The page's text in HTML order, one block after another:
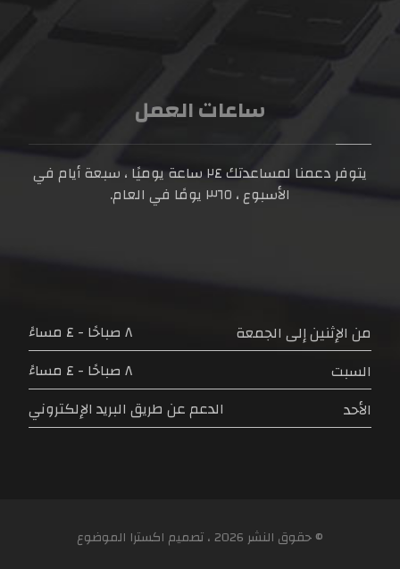
ساعات العمل
يتوفر دعمنا لمساعدتك٢٤ ساعة
يوميًا ، سبعة أيام في
الأسبوع ، ٣٦٥ يومًا في العام.
من الإثنين إلى الجمعة
٨ صباحًا - ٤ مساءً
السبت
٨ صباحًا - ٤ مساءً
الأحد
الدعم عن طريق البريد الإلكتروني
© حقوق النشر 2026 ، تصميم اکسترا الموضوع